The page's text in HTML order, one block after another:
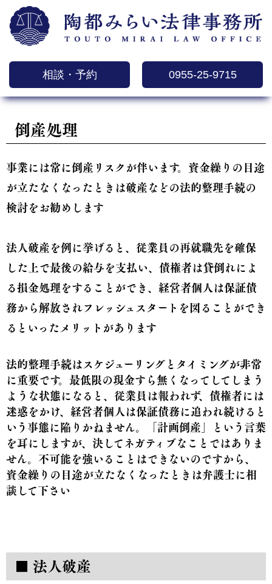
相談・予約 0955-25-9715
倒産処理
事業には常に倒産リスクが伴います。資金繰りの目途
が立たなくなったときは破産などの法的整理手続の
検討をお勧めします
法人破産を例に挙げると、従業員の再就職先を確保
した上で最後の給与を支払い、債権者は貸倒れによ
る損金処理をすることができ、経営者個人は保証債
務から解放されフレッシュスタートを図ることができ
るといったメリットがあります
法的整理手続はスケジューリングとタイミングが非常
に重要です。最低限の現金すら無くなってしてしまう
ような状態になると、従業員は報われず、債権者には
迷惑をかけ、経営者個人は保証債務に追われ続けると
いう事態に陥りかねません。「計画倒産」という言葉
を耳にしますが、決してネガティブなことではありま
せん。不可能を強いることはできないのですから、
資金繰りの目途が立たなくなったときは弁護士に相
談して下さい
■ 法人破産